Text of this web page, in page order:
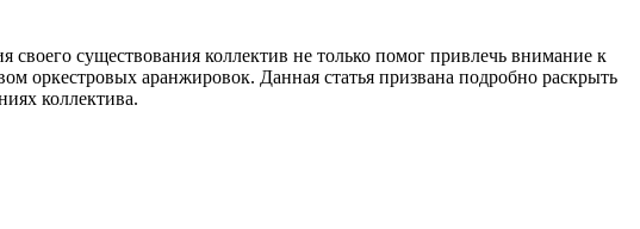
существования коллектив не только помог привлечь внимание к
оркестровых аранжировок. Данная статья призвана подробно раскрыть
коллектива.